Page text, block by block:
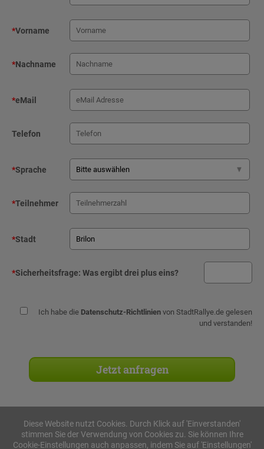
*Vorname
*Nachname
*eMail
Telefon
*Sprache
*Teilnehmer
*Stadt
*Sicherheitsfrage: Was ergibt drei plus eins?
Ich habe die Datenschutz-Richtlinien von StadtRallye.de gelesen
und verstanden!
Stadtrallyes
Diese Website nutzt Cookies. Durch Klick auf 'Einverstanden'
stimmen Sie der Verwendung von Cookies zu. Sie können Ihre
Cookie-Einstellungen auch anpassen, indem Sie auf 'Einstellungen'